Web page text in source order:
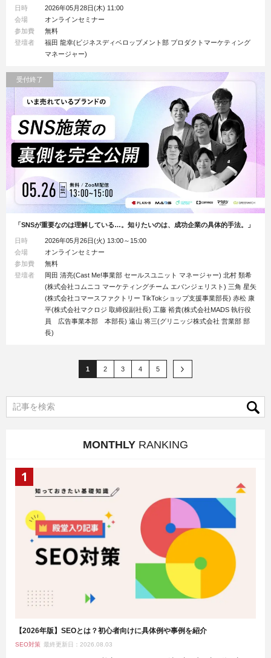
日時
2026年05月28日(木) 11:00
会場
オンラインセミナー
参加費
無料
登壇者
福田 龍幸(ビジネスディベロップメント部 プロダクトマーケティング
マネージャー)
「SNSが重要なのは理解している…。知りたいのは、成功企業の具体的手法。」
日時
2026年05月26日(火) 13:00～15:00
会場
オンラインセミナー
参加費
無料
登壇者
岡田 清亮(Cast Me!事業部 セールスユニット マネージャー) 北村 類希
(株式会社コムニコ マーケティングチーム エバンジェリスト) 三角 星矢
(株式会社コマースファクトリー TikTokショップ支援事業部長) 赤松 康
平(株式会社マクロジ 取締役副社長) 工藤 裕貴(株式会社MADS 執行役
員 広告事業本部 本部長) 遠山 将三(グリニッジ株式会社 営業部 部
長)
受付終了
1 2 3 4 5
MONTHLY RANKING
【2026年版】SEOとは？初心者向けに具体例や事例を紹介
SEO対策 最終更新日：2026.08.03